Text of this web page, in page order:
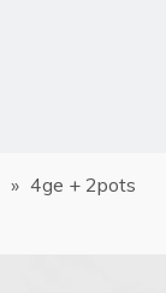
» 4ge + 2pots